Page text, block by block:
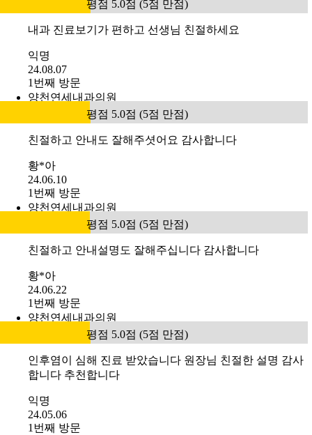
평점 5.0점 (5점 만점)
내과 진료보기가 편하고 선생님 친절하세요
익명
24.08.07
1번째 방문
양천연세내과의원
평점 5.0점 (5점 만점)
친절하고 안내도 잘해주셧어요 감사합니다
황*아
24.06.10
1번째 방문
양천연세내과의원
평점 5.0점 (5점 만점)
친절하고 안내설명도 잘해주십니다 감사합니다
황*아
24.06.22
1번째 방문
양천연세내과의원
평점 5.0점 (5점 만점)
인후염이 심해 진료 받았습니다 원장님 친절한 설명 감사
합니다 추천합니다
익명
24.05.06
1번째 방문